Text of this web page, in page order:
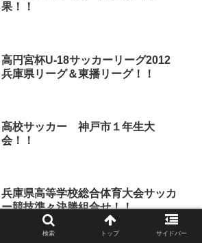
果！！
高円宮杯U-18サッカーリーグ2012
兵庫県リーグ＆東播リーグ！！
高校サッカー 神戸市１年生大
会！！
兵庫県高等学校総合体育大会サッカ
ー競技準々決勝組合せ！！
検索 トップ サイドバー